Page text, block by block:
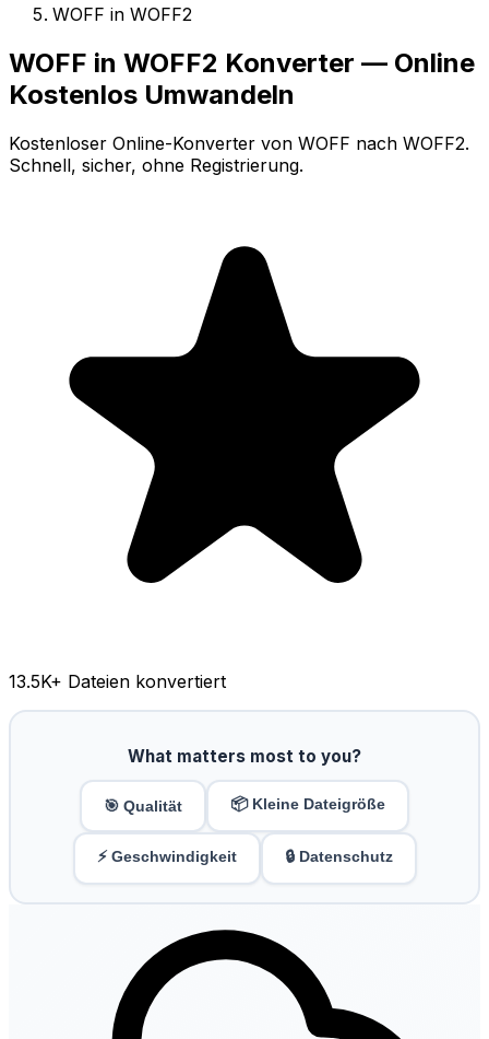
WOFF in WOFF2
WOFF in WOFF2 Konverter — Online
Kostenlos Umwandeln
Kostenloser Online-Konverter von WOFF nach WOFF2.
Schnell, sicher, ohne Registrierung.
13.5K+ Dateien konvertiert
What matters most to you?
🎯 Qualität 📦 Kleine Dateigröße
⚡ Geschwindigkeit 🔒 Datenschutz